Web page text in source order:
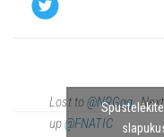
Lost to@NRGgg. Next
up@FNATIC